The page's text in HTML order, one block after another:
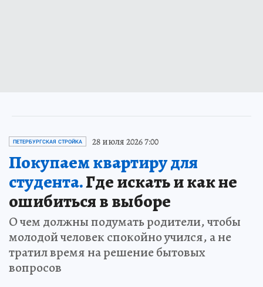
ПЕТЕРБУРГСКАЯ СТРОЙКА 28 июля 2026 7:00
Покупаем квартиру для
студента.Где искать и как не
ошибиться в выборе
О чем должны подумать родители, чтобы
молодой человек спокойно учился, а не
тратил время на решение бытовых
вопросов